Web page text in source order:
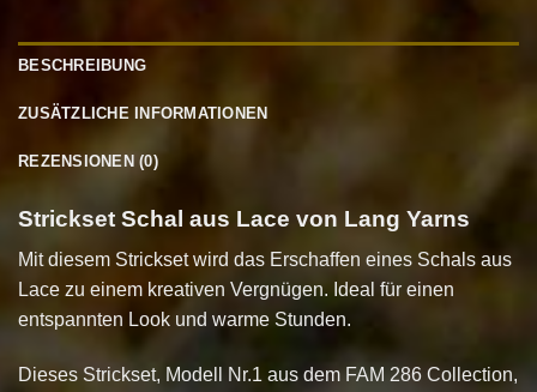
BESCHREIBUNG
ZUSÄTZLICHE INFORMATIONEN
REZENSIONEN (0)
Strickset Schal aus Lace von Lang Yarns
Mit diesem Strickset wird das Erschaffen eines Schals aus
Lace zu einem kreativen Vergnügen. Ideal für einen
entspannten Look und warme Stunden.
Dieses Strickset, Modell Nr.1 aus dem FAM 286 Collection,